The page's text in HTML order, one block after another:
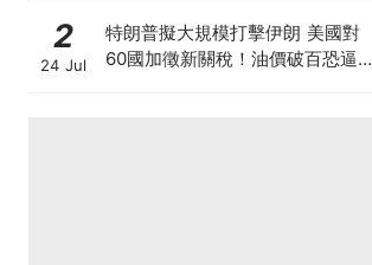
2
24 Jul
特朗普擬大規模打擊伊朗 美國對
60國加徵新關稅！油價破百恐逼聯